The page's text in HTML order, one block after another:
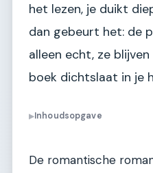
het lezen, je duikt
dan gebeurt het: de
alleen echt, ze
boek dichtslaat in je
▶Inhoudsopgave
De romantische